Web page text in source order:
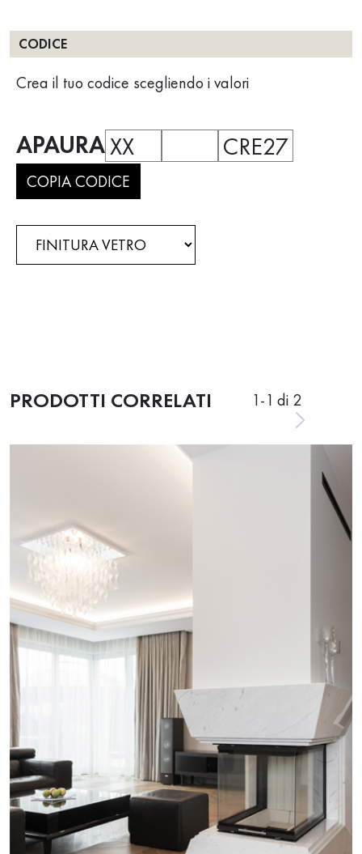
CODICE
Crea il tuo codice scegliendo i valori
APAURAXX CRE27
COPIA CODICE
PRODOTTI CORRELATI 1-1 di 2